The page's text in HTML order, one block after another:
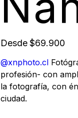
Desde Precio
$69.900
@xnphoto.cl
profesión- con
la fotografía, con
ciudad.